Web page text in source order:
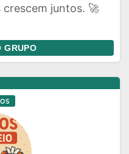
juntos. 🚀
GRUPO